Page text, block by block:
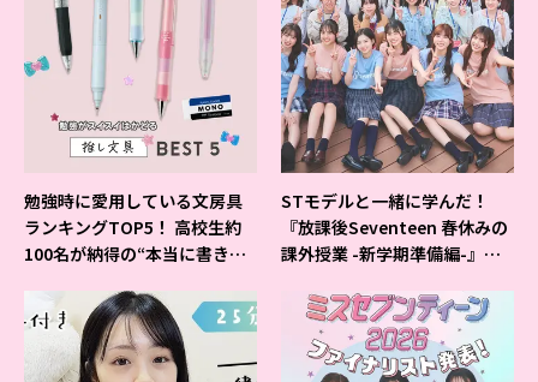
勉強時に愛用している文房具
ランキングTOP5！ 高校生約
100名が納得の“本当に書きや
STモデルと一緒に学んだ！
『放課後Seventeen 春休みの
課外授業 -新学期準備編-』イ